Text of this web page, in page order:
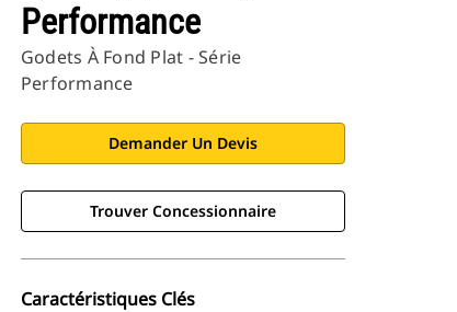
Performance
Godets À Fond Plat - Série
Performance
Demander Un Devis
Trouver Concessionnaire
Caractéristiques Clés